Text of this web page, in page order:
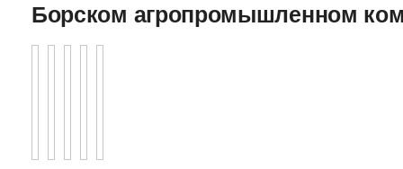
Борском агропромышленном